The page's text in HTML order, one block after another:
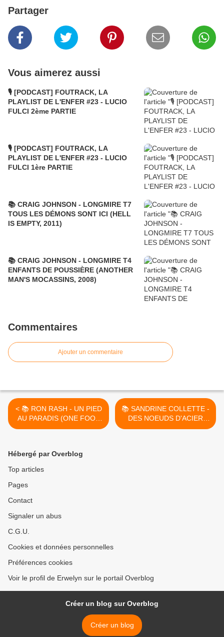
Partager
Vous aimerez aussi
🎙️ [PODCAST] FOUTRACK, LA
PLAYLIST DE L'ENFER #23 - LUCIO
FULCI 2ème PARTIE
🎙️ [PODCAST] FOUTRACK, LA
PLAYLIST DE L'ENFER #23 - LUCIO
FULCI 1ère PARTIE
📚 CRAIG JOHNSON - LONGMIRE T7
TOUS LES DÉMONS SONT ICI (HELL
IS EMPTY, 2011)
📚 CRAIG JOHNSON - LONGMIRE T4
ENFANTS DE POUSSIÈRE (ANOTHER
MAN'S MOCASSINS, 2008)
Commentaires
Ajouter un commentaire
< 📚 RON RASH - UN PIED
AU PARADIS (ONE FOOT
IN EDEN, 2002)
📚 SANDRINE COLLETTE -
DES NOEUDS D'ACIER
(2013) >
Hébergé par Overblog
Top articles
Pages
Contact
Signaler un abus
C.G.U.
Cookies et données personnelles
Préférences cookies
Voir le profil de Erwelyn sur le portail Overblog
Créer un blog sur Overblog
Créer un blog